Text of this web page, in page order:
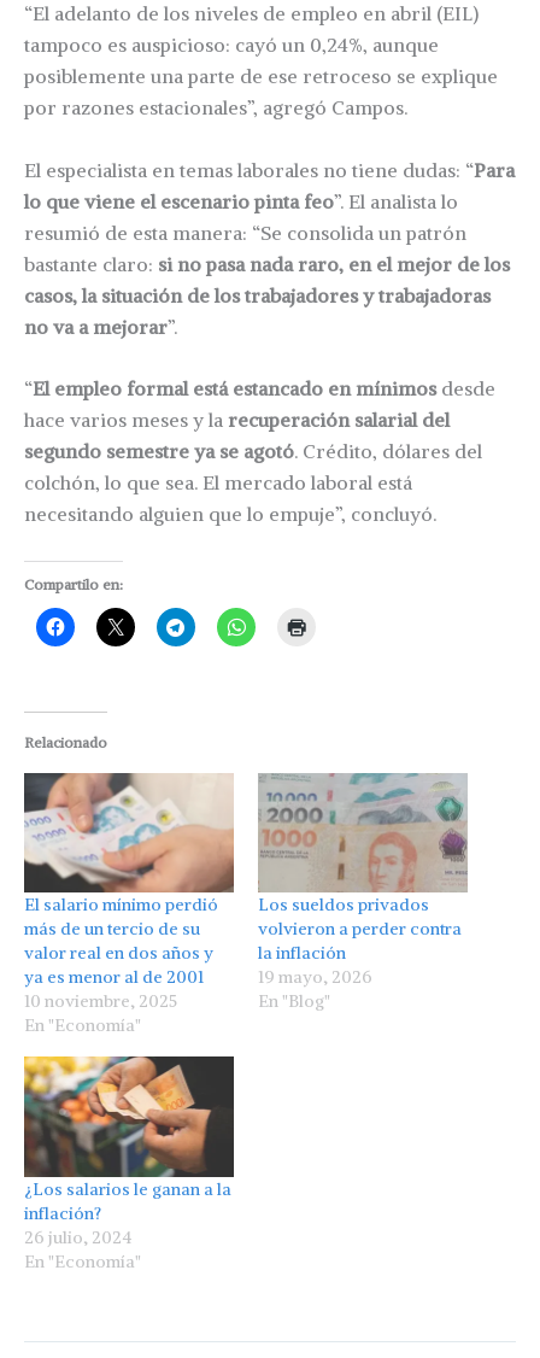
“El adelanto de los niveles de empleo en abril (EIL)
tampoco es auspicioso: cayó un 0,24%, aunque
posiblemente una parte de ese retroceso se explique
por razones estacionales”, agregó Campos.
El especialista en temas laborales no tiene dudas: “Para
lo que viene el escenario pinta feo”. El analista lo
resumió de esta manera: “Se consolida un patrón
bastante claro: si no pasa nada raro, en el mejor de los
casos, la situación de los trabajadores y trabajadoras
no va a mejorar”.
“El empleo formal está estancado en mínimosdesde
hace varios meses y la recuperación salarial del
segundo semestre ya se agotó. Crédito, dólares del
colchón, lo que sea. El mercado laboral está
necesitando alguien que lo empuje”, concluyó.
Compartilo en:
Relacionado
El salario mínimo perdió
más de un tercio de su
valor real en dos años y
ya es menor al de 2001
10 noviembre, 2025
En "Economía"
Los sueldos privados
volvieron a perder contra
la inflación
19 mayo, 2026
En "Blog"
¿Los salarios le ganan a la
inflación?
26 julio, 2024
En "Economía"